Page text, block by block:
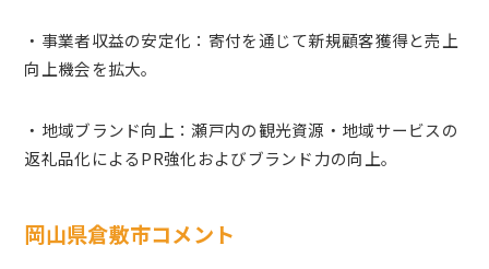
・事業者収益の安定化：寄付を通じて新規顧客獲得と売上
向上機会を拡大。
・地域ブランド向上：瀬戸内の観光資源・地域サービスの
返礼品化によるPR強化およびブランド力の向上。
岡山県倉敷市コメント